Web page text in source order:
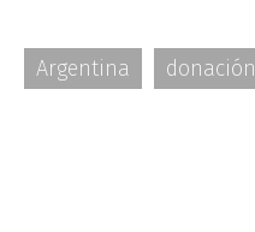
Argentina donación